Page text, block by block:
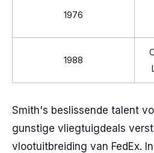
1976
1988
Smith's beslissende talent
gunstige vliegtuigdeals
vlootuitbreiding van FedEx.